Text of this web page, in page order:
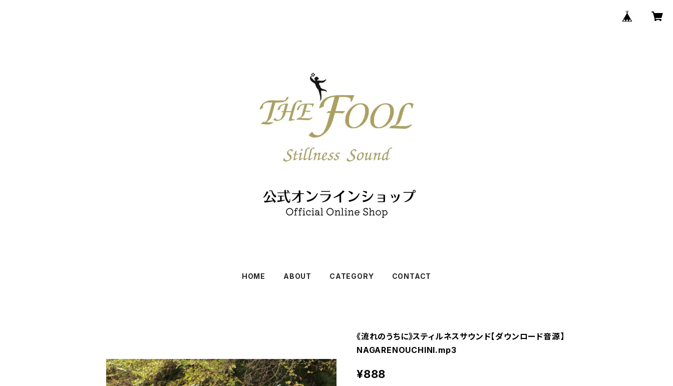
HOME ABOUT CATEGORY CONTACT
《流れのうちに》スティルネスサウンド【ダウンロード音源】
NAGARENOUCHINI.mp3
¥888